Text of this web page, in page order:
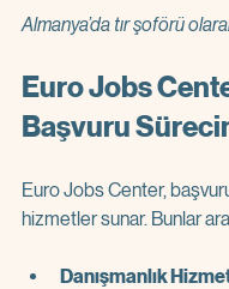
Almanya’da tır şoförü
Euro Jobs
Başvuru
Euro Jobs Center,
hizmetler sunar. Bunlar
Danışmanlık